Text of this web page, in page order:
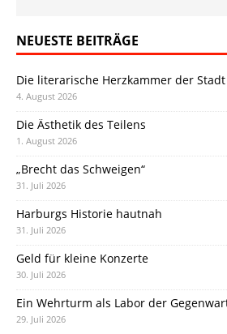
NEUESTE BEITRÄGE
Die literarische Herzkammer der Stadt
4. August 2026
Die Ästhetik des Teilens
1. August 2026
„Brecht das Schweigen“
31. Juli 2026
Harburgs Historie hautnah
31. Juli 2026
Geld für kleine Konzerte
30. Juli 2026
Ein Wehrturm als Labor der
29. Juli 2026